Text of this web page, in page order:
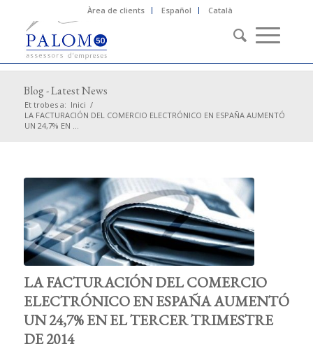
Àrea de clients Español Català
Blog - Latest News
Et trobes a: Inici /
LA FACTURACIÓN DEL COMERCIO ELECTRÓNICO EN ESPAÑA AUMENTÓ
UN 24,7% EN ...
LA FACTURACIÓN DEL COMERCIO
ELECTRÓNICO EN ESPAÑA AUMENTÓ
UN 24,7% EN EL TERCER TRIMESTRE
DE 2014